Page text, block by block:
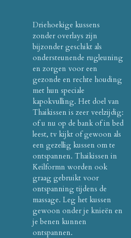
Driehoekige kussens
zonder overlays zijn
bijzonder geschikt als
ondersteunende rugleuning
en zorgen voor een
gezonde en rechte houding
met hun speciale
kapokvulling. Het doel van
Thaikissen is zeer veelzijdig:
of u nu op de bank of in bed
leest, tv kijkt of gewoon als
een gezellig kussen om te
ontspannen. Thaikissen in
Keilformn worden ook
graag gebruikt voor
ontspanning tijdens de
massage. Leg het kussen
gewoon onder je knieën en
je benen kunnen
ontspannen.